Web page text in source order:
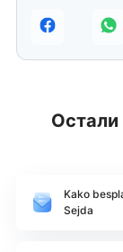
Остали
Kako
Sejda